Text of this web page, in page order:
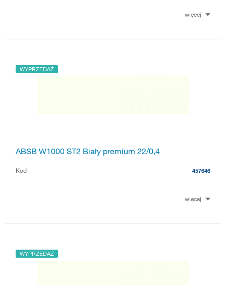
więcej
WYPRZEDAŻ
ABSB W1000 ST2 Biały premium 22/0,4
Kod 457646
więcej
WYPRZEDAŻ